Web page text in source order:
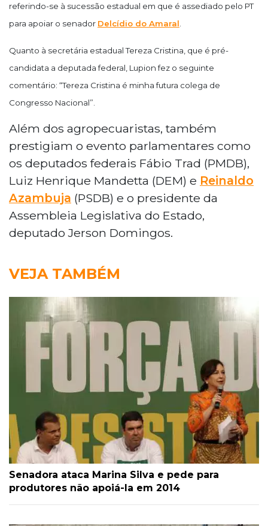
referindo-se à sucessão estadual em que é assediado pelo PT
para apoiar o senador Delcídio do Amaral
Quanto à secretária estadual Tereza Cristina, que é pré-
candidata a deputada federal, Lupion fez o seguinte
comentário: “Tereza Cristina é minha futura colega de
Congresso Nacional”.
Além dos agropecuaristas, também
prestigiam o evento parlamentares como
os deputados federais Fábio Trad (PMDB),
Luiz Henrique Mandetta (DEM) e Reinaldo
Azambuja (PSDB) e o presidente da
Assembleia Legislativa do Estado,
deputado Jerson Domingos.
VEJA TAMBÉM
Senadora ataca Marina Silva e pede para
produtores não apoiá-la em 2014